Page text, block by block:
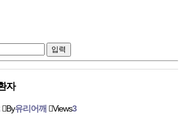
자
By유리어깨 Views3